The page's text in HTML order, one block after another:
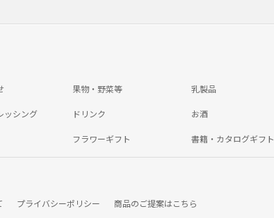
果物・野菜等 乳製品
ッシング ドリンク お酒
フラワーギフト 書籍・カタログギフト
プライバシーポリシー 商品のご提案はこちら